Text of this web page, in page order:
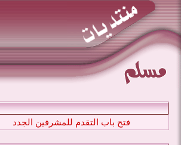
فتح باب التقدم للمشرفين الجدد